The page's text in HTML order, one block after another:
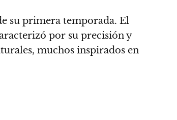
su primera temporada. El
por su precisión y
muchos inspirados en